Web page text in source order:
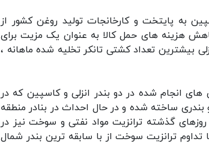
به پایتخت و کارخانجات تولید روغن کشور از
هزینه های حمل کالا به عنوان یک مزیت برای
بیشترین تعداد کشتی تانکر تخلیه شده ماهانه ،
های انجام شده در دو بندر انزلی و کاسپین که در
بندری ساخته شده و در حال احداث در بنادر منطقه
روزهای گذشته ترانزیت مواد نفتی و سوخت نیز در
ترانزیت سوخت از با سابقه ترین بندر شمال